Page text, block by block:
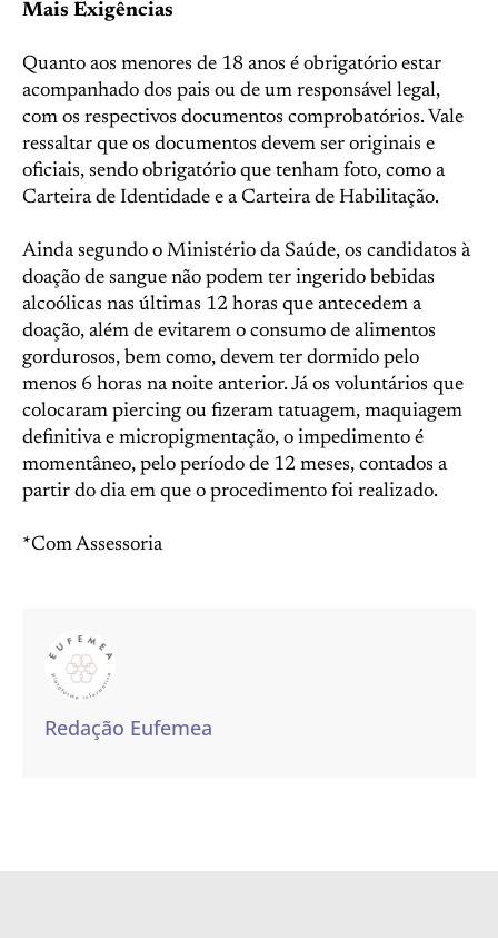
Mais Exigências
Quanto aos menores de 18 anos é obrigatório estar
acompanhado dos pais ou de um responsável legal,
com os respectivos documentos comprobatórios. Vale
ressaltar que os documentos devem ser originais e
oficiais, sendo obrigatório que tenham foto, como a
Carteira de Identidade e a Carteira de Habilitação.
Ainda segundo o Ministério da Saúde, os candidatos à
doação de sangue não podem ter ingerido bebidas
alcoólicas nas últimas 12 horas que antecedem a
doação, além de evitarem o consumo de alimentos
gordurosos, bem como, devem ter dormido pelo
menos 6 horas na noite anterior. Já os voluntários que
colocaram piercing ou fizeram tatuagem, maquiagem
definitiva e micropigmentação, o impedimento é
momentâneo, pelo período de 12 meses, contados a
partir do dia em que o procedimento foi realizado.
*Com Assessoria
Redação Eufemea